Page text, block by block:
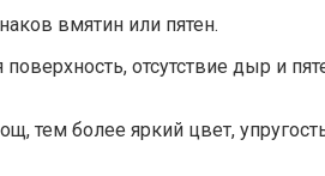
вмятин или пятен.
отсутствие дыр и
тем более яркий цвет,